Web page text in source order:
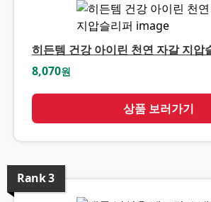
히든템 건강 아이린 천연 자갈 지압
8,070원
상품 보러가기
Rank3